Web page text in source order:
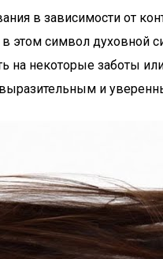
в зависимости от
символ духовной
на некоторые заботы
и